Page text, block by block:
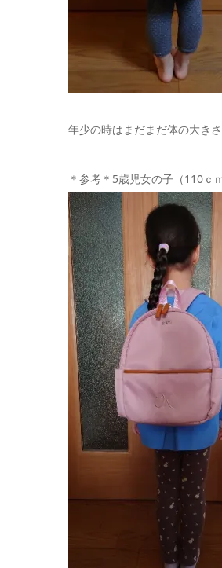
年少の時はまだまだ体の大き
＊参考＊5歳児女の子（110ｃｍ